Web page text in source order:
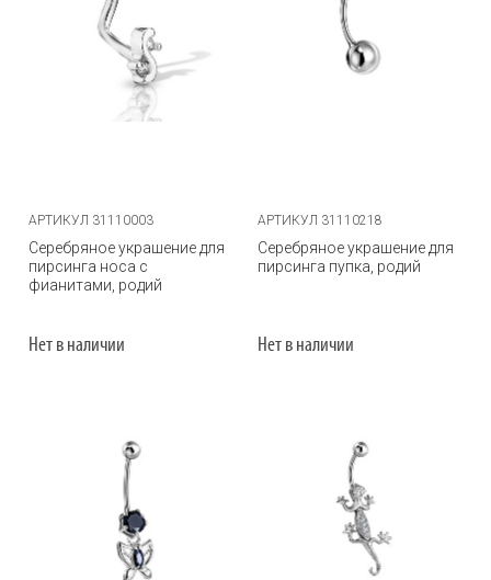
АРТИКУЛ 31110003
Серебряное украшение для
пирсинга носа с
фианитами, родий
Нет в наличии
АРТИКУЛ 31110218
Серебряное украшение для
пирсинга пупка, родий
Нет в наличии